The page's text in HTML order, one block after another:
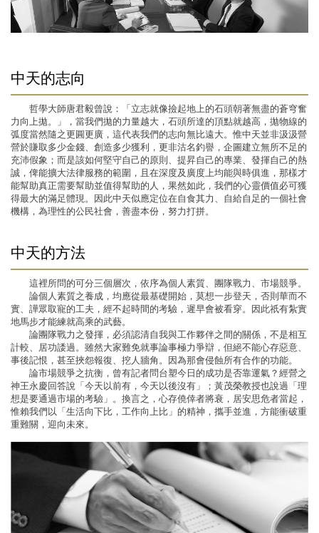
中天的志向
哲學大師唐君毅曾說：「立志就像撿起地上的石頭朝著無盡的蒼穹奮
力向上拋。」，當我們拋的力量越大，石頭所達的頂點就越高，拋物線的
弧度當然隨之更圓更廣，這代表我們的志向無比遠大。惟中天並非汲汲營
營於賺取多少金錢、創造多少獲利，更非沽名釣譽，企圖建立無所不足的
充沛假象；而是該如何堅守自己的原則、提昇自己的專業、發揮自己的熱
誠，俾能擴大法律服務的範圍，且在深度及廣度上均能與時俱進，那樣才
能幫助真正需要幫助並值得幫助的人，果然如此，我們的心靈價值必可獲
得最大的滿足體現。因此中天似應定位在自食其力、自給自足的一個社會
機構，為理性的公民社會，善盡本份，努力打拼。
中天的方法
這裡所問的可分三個層次，依序為個人素質、團隊戰力、市場競爭。
論個人素質之養成，均應從最基礎開始，莫想一步登天，否則華而不
實、譁眾取寵的工夫，經不起時間的考驗，遲早會被看穿。因此祇有紮實
地馬步才能練就高乘的武藝。
論團隊戰力之發揮，必須認清自我與工作夥伴之間的關係，不是相互
計較、居功諉過。雖然大家難免就事論事極力爭辯，但絕不能心存惡意、
事後記恨，甚至挾怨報復、挖人牆角。因為那會侵蝕所有合作的功能。
論市場競爭之抗衡，曾有記者問台塑今日的成功是否靠運氣？經營之
神王永慶回答說「今天以前有，今天以後沒有」；黃茂榮教授也說過「理
想是要通過市場的考驗」。換言之，心存僥倖者將衰，居安思危者當起，
惟賴我們以「生活向下比，工作向上比」的精神，攜手並進，方能衝破重
重難關，迎向未來。